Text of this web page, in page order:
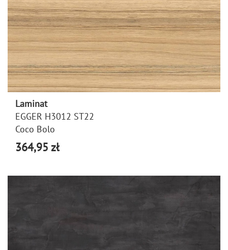
Laminat
EGGER H3012 ST22
Coco Bolo
364,95 zł